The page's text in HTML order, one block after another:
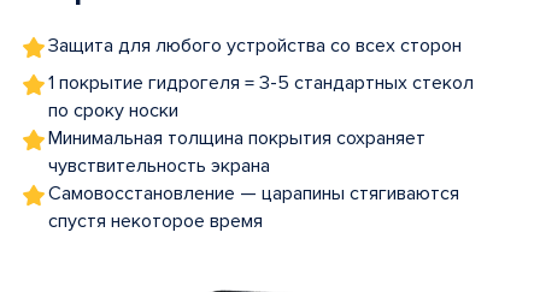
Защита для любого устройства со всех сторон
1 покрытие гидрогеля = 3-5 стандартных стекол
по сроку носки
Минимальная толщина покрытия сохраняет
чувствительность экрана
Самовосстановление — царапины стягиваются
спустя некоторое время